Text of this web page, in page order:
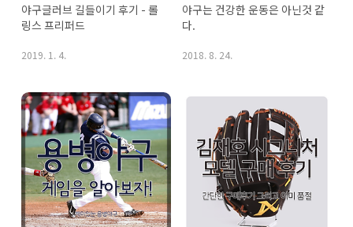
야구글러브 길들이기 후기 - 롤
링스 프리퍼드
2019. 1. 4.
야구는 건강한 운동은 아닌것 같
다.
2018. 8. 24.